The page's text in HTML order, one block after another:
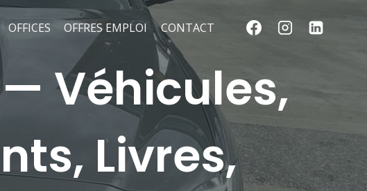
OFFICES OFFRES EMPLOI CONTACT
— Véhicules,
Livres,